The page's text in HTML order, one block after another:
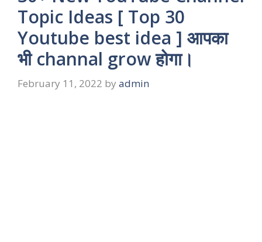
Topic Ideas [ Top 30
Youtube best idea ] आपका
भी channal grow होगा।
February 11, 2022 by admin